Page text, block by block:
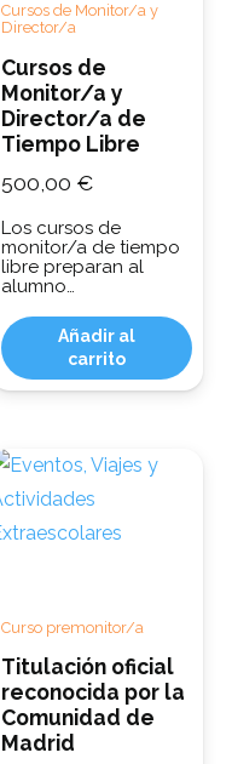
Cursos de Monitor/a y
Director/a
Cursos de
Monitor/a y
Director/a de
Tiempo Libre
500,00 €
Los cursos de
monitor/a de tiempo
libre preparan al
alumno…
Añadir al
carrito
Curso premonitor/a
Titulación oficial
reconocida por la
Comunidad de
Madrid